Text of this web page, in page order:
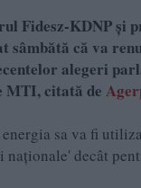
Fidesz-KDNP și
sâmbătă că va
alegeri
MTI, citată de
sa va fi
naționale' decât